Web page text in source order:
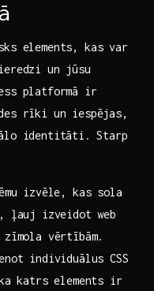
elements, kas var
un jūsu
platformā ir
rīki un iespējas,
identitāti. ⁤Starp
izvēle, kas sola
ļauj izveidot web
vērtībām.
individuālus CSS⁢
katrs elements ir